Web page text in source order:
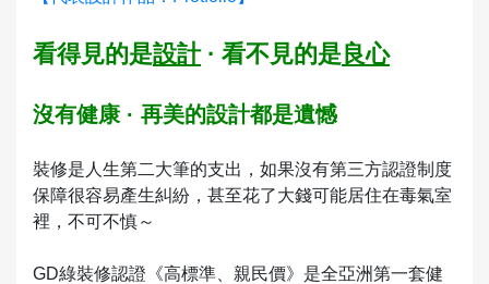
看得見的是設計· 看不見的是良心
沒有健康 · 再美的設計都是遺憾
裝修是人生第二大筆的支出，如果沒有第三方認證制度
保障很容易產生糾紛，甚至花了大錢可能居住在毒氣室
裡，不可不慎～
GD綠裝修認證《高標準、親民價》是全亞洲第一套健